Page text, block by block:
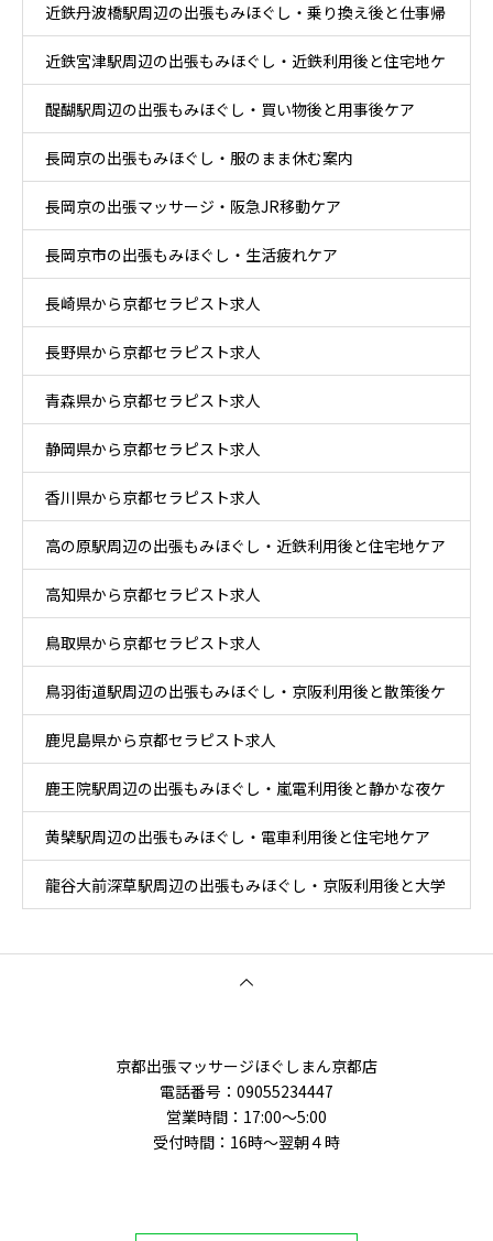
ア
近鉄丹波橋駅周辺の出張もみほぐし・乗り換え後と仕事帰
りケア
近鉄宮津駅周辺の出張もみほぐし・近鉄利用後と住宅地ケ
ア
醍醐駅周辺の出張もみほぐし・買い物後と用事後ケア
長岡京の出張もみほぐし・服のまま休む案内
長岡京の出張マッサージ・阪急JR移動ケア
長岡京市の出張もみほぐし・生活疲れケア
長崎県から京都セラピスト求人
長野県から京都セラピスト求人
青森県から京都セラピスト求人
静岡県から京都セラピスト求人
香川県から京都セラピスト求人
高の原駅周辺の出張もみほぐし・近鉄利用後と住宅地ケア
高知県から京都セラピスト求人
鳥取県から京都セラピスト求人
鳥羽街道駅周辺の出張もみほぐし・京阪利用後と散策後ケ
ア
鹿児島県から京都セラピスト求人
鹿王院駅周辺の出張もみほぐし・嵐電利用後と静かな夜ケ
ア
黄檗駅周辺の出張もみほぐし・電車利用後と住宅地ケア
龍谷大前深草駅周辺の出張もみほぐし・京阪利用後と大学
京都出張マッサージほぐしまん京都店
電話番号：‭09055234447
営業時間：17:00～5:00
受付時間：16時〜翌朝４時